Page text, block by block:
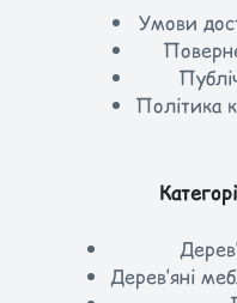
Умови
Політика
Дерев’яні